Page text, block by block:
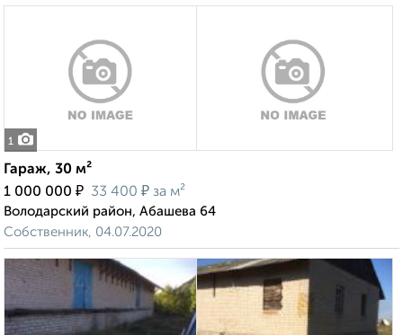
1
Гараж, 30 м²
1 000 000 ₽ 33 400 ₽ за м²
Володарский район, Абашева 64
Собственник, 04.07.2020